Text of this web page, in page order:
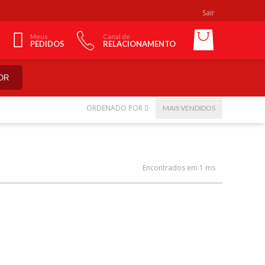
Sair
Meus
PEDIDOS
Canal de
RELACIONAMENTO
ORDENADO POR MAIS VENDIDOS
Encontrados em 1 ms